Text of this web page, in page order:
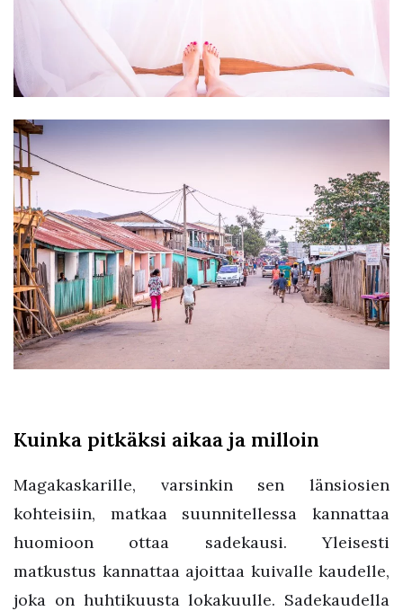
Kuinka pitkäksi aikaa ja milloin
Magakaskarille, varsinkin sen länsiosien
kohteisiin, matkaa suunnitellessa kannattaa
huomioon ottaa sadekausi. Yleisesti
matkustus kannattaa ajoittaa kuivalle kaudelle,
joka on huhtikuusta lokakuulle. Sadekaudella